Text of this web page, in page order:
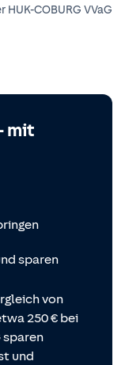
HUK-COBURG VVaG
mit
sparen
von
250 € bei
sparen
und